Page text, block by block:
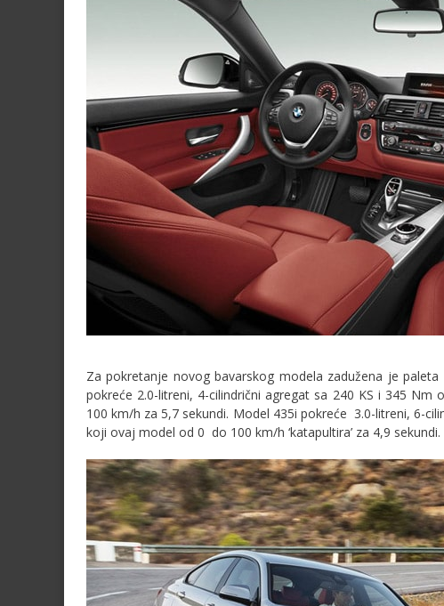
Za pokretanje novog bavarskog modela zadužena je
pokreće 2.0-litreni, 4-cilindrični agregat sa 240 KS i 345
100 km/h za 5,7 sekundi. Model 435i pokreće 3.0-litreni, 6-
koji ovaj model od 0 do 100 km/h ‘katapultira’ za 4,9 sekundi.